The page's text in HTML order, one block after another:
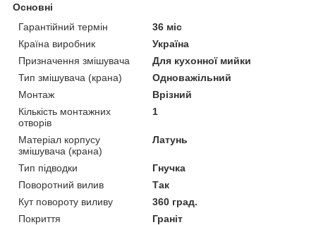
Основні
Гарантійний термін
36 міс
Країна виробник
Україна
Призначення змішувача
Для кухонної мийки
Тип змішувача (крана)
Одноважільний
Монтаж
Врізний
Кількість монтажних
отворів
1
Матеріал корпусу
змішувача (крана)
Латунь
Тип підводки
Гнучка
Поворотний вилив
Так
Кут повороту виливу
360 град.
Покриття
Граніт